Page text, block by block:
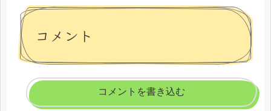
コメント
コメントを書き込む